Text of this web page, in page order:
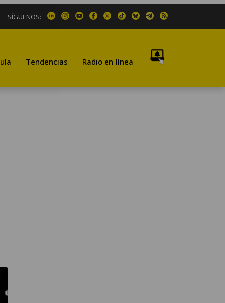
SÍGUENOS:
Tendencias Radio en línea